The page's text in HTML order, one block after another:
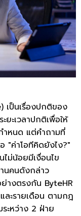
เป็นเรื่องปกติของ
ะเวลาปกติเพื่อให้
ำหนด แต่คำถามที่
"ค่าโอทีคิดยังไง?"
ม่น้อยมีเงื่อนไข
นคนดังกล่าว
ย่างตรงกัน ByteHR
ะรายเดือน ตามกฎ
ระหว่าง 2 ฝ่าย